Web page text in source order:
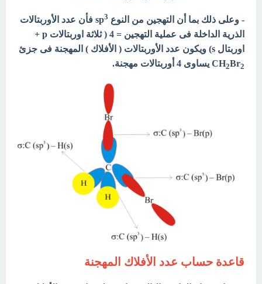
- وعلى ذلك بما أن التهجين من النوع sp 3
فأن عدد الأوربتالات
الذرية الداخلة فى عملية التهجين = 4 ( ثلاثة اوربتالات p +
اوربتال s) ويكون عدد الأوربتالات ( الأفلاك ) المهجنة فى جزئ
CH2Br2 يساوى 4 أوربتالات مهجنة.
قاعدة حساب عدد الأفلاك المهجنة